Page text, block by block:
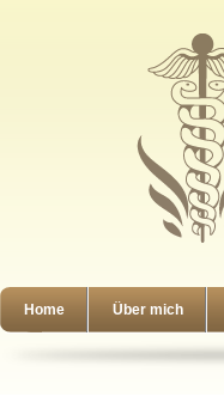
Home Über mich